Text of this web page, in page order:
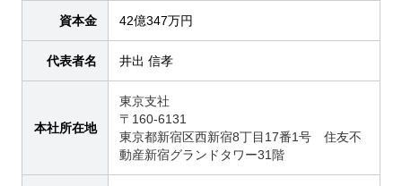
資本金 42億347万円
代表者名 井出 信孝
本社所在地
東京支社
〒160-6131
東京都新宿区西新宿8丁目17番1号 住友不
動産新宿グランドタワー31階